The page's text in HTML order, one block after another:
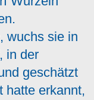
wuchs sie in
in der
geschätzt
hatte erkannt,